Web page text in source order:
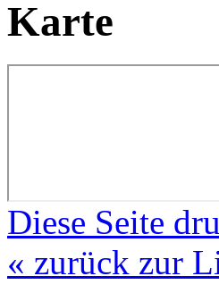
Karte
Diese Seite
« zurück zur